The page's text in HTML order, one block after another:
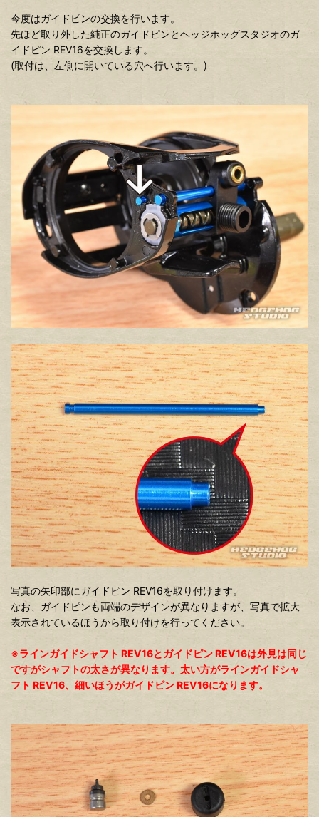
今度はガイドピンの交換を行います。
先ほど取り外した純正のガイドピンとヘッジホッグスタジオのガ
イドピン REV16を交換します。
(取付は、左側に開いている穴へ行います。)
写真の矢印部にガイドピン REV16を取り付けます。
なお、ガイドピンも両端のデザインが異なりますが、写真で拡大
表示されているほうから取り付けを行ってください。
※ラインガイドシャフト REV16とガイドピン REV16は外見は同じ
ですがシャフトの太さが異なります。太い方がラインガイドシャ
フト REV16、細いほうがガイドピン REV16になります。